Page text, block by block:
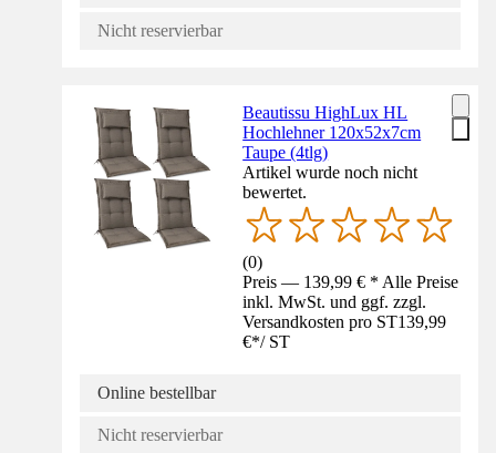
Nicht reservierbar
Beautissu HighLux HL
Hochlehner 120x52x7cm
Taupe (4tlg)
Artikel wurde noch nicht
bewertet.
(0)
Preis — 139,99 € * Alle Preise
inkl. MwSt. und ggf. zzgl.
Versandkosten pro ST139,99
€*/ ST
Online bestellbar
Nicht reservierbar